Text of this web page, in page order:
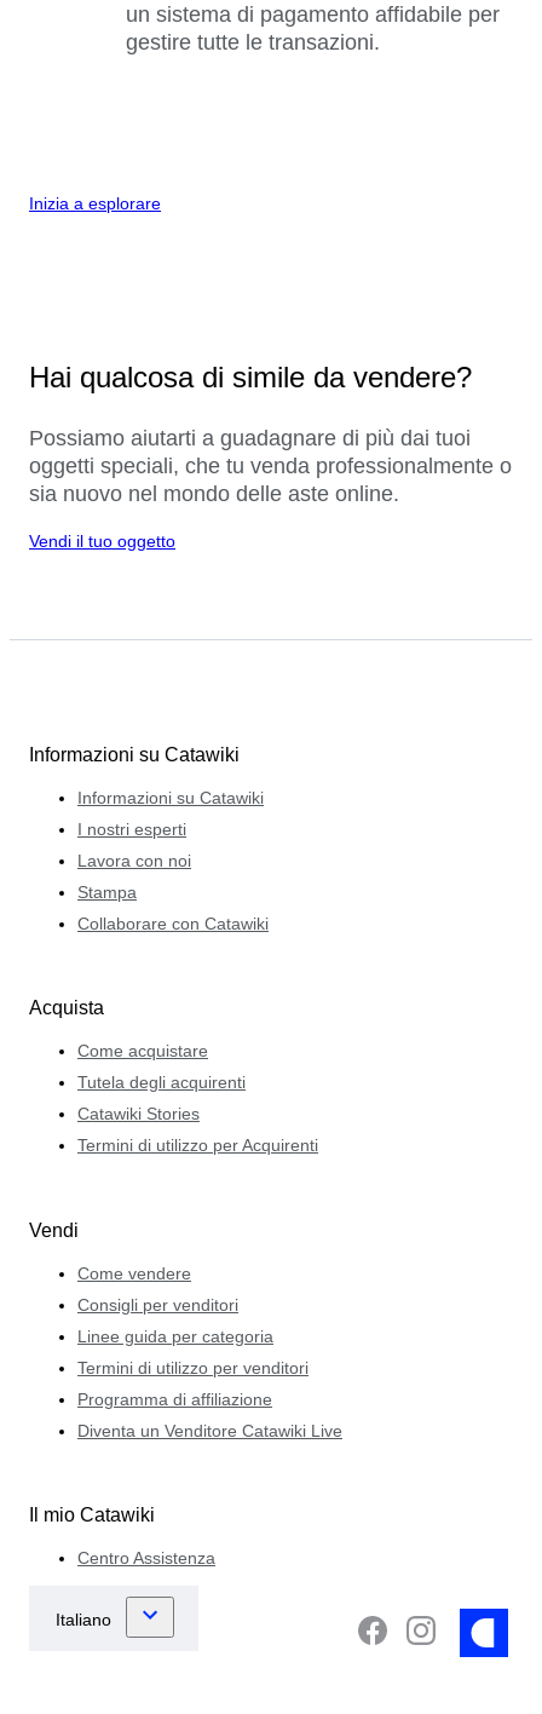
un sistema di pagamento affidabile per
gestire tutte le transazioni.
Inizia a esplorare
Hai qualcosa di simile da vendere?
Possiamo aiutarti a guadagnare di più dai tuoi
oggetti speciali, che tu venda professionalmente o
sia nuovo nel mondo delle aste online.
Vendi il tuo oggetto
Informazioni su Catawiki
Informazioni su Catawiki
I nostri esperti
Lavora con noi
Stampa
Collaborare con Catawiki
Acquista
Come acquistare
Tutela degli acquirenti
Catawiki Stories
Termini di utilizzo per Acquirenti
Vendi
Come vendere
Consigli per venditori
Linee guida per categoria
Termini di utilizzo per venditori
Programma di affiliazione
Diventa un Venditore Catawiki Live
Il mio Catawiki
Centro Assistenza